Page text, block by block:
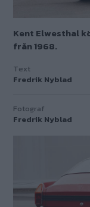
Kent Elwesthal
från 1968.
Text
Fredrik Nyblad
Fotograf
Fredrik Nyblad